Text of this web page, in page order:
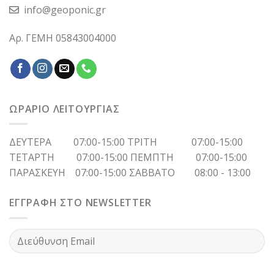
info@geoponic.gr
Αρ. ΓΕΜΗ 05843004000
ΩΡΑΡΙΟ ΛΕΙΤΟΥΡΓΙΑΣ
ΔΕΥΤΕΡΑ 07:00-15:00 ΤΡΙΤΗ 07:00-15:00
ΤΕΤΑΡΤΗ 07:00-15:00 ΠΕΜΠΤΗ 07:00-15:00
ΠΑΡΑΣΚΕΥΗ 07:00-15:00 ΣΑΒΒΑΤΟ 08:00 - 13:00
ΕΓΓΡΑΦΗ ΣΤΟ NEWSLETTER